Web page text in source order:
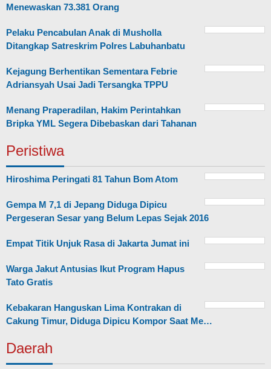
Menewaskan 73.381 Orang
Pelaku Pencabulan Anak di Musholla
Ditangkap Satreskrim Polres Labuhanbatu
Kejagung Berhentikan Sementara Febrie
Adriansyah Usai Jadi Tersangka TPPU
Menang Praperadilan, Hakim Perintahkan
Bripka YML Segera Dibebaskan dari Tahanan
Peristiwa
Hiroshima Peringati 81 Tahun Bom Atom
Gempa M 7,1 di Jepang Diduga Dipicu
Pergeseran Sesar yang Belum Lepas Sejak 2016
Empat Titik Unjuk Rasa di Jakarta Jumat ini
Warga Jakut Antusias Ikut Program Hapus
Tato Gratis
Kebakaran Hanguskan Lima Kontrakan di
Cakung Timur, Diduga Dipicu Kompor Saat Me…
Daerah